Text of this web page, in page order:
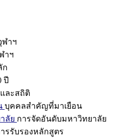
ฬาฯ
าฯ
ก
ปี
ละสถิติ
บุคคลสำคัญที่มาเยือน
ลัย การจัดอันดับมหาวิทยาลัย
รรับรองหลักสูตร